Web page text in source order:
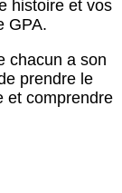
histoire et vos
GPA.
chacun a son
prendre le
et comprendre